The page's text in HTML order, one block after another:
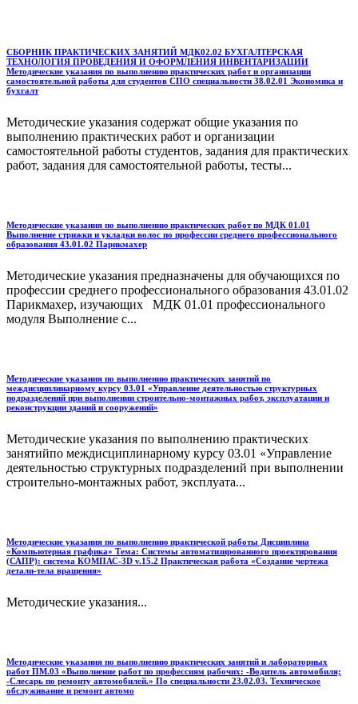
СБОРНИК ПРАКТИЧЕСКИХ ЗАНЯТИЙ МДК02.02 БУХГАЛТЕРСКАЯ
ТЕХНОЛОГИЯ ПРОВЕДЕНИЯ И ОФОРМЛЕНИЯ ИНВЕНТАРИЗАЦИИ
Методические указания по выполнению практических работ и организации
самостоятельной работы для студентов СПО специальности 38.02.01 Экономика и
бухгалт
Методические указания содержат общие указания по
выполнению практических работ и организации
самостоятельной работы студентов, задания для практических
работ, задания для самостоятельной работы, тесты...
Методические указания по выполнению практических работ по МДК 01.01
Выполнение стрижки и укладки волос по профессии среднего профессионального
образования 43.01.02 Парикмахер
Методические указания предназначены для обучающихся по
профессии среднего профессионального образования 43.01.02
Парикмахер, изучающих МДК 01.01 профессионального
модуля Выполнение с...
Методические указания по выполнению практических занятий по
междисциплинарному курсу 03.01 «Управление деятельностью структурных
подразделений при выполнении строительно-монтажных работ, эксплуатации и
реконструкции зданий и сооружений»
Методические указания по выполнению практических
занятийпо междисциплинарному курсу 03.01 «Управление
деятельностью структурных подразделений при выполнении
строительно-монтажных работ, эксплуата...
Методические указания по выполнению практической работы Дисциплина
«Компьютерная графика» Тема: Системы автоматизированного проектирования
(САПР): система КОМПАС-3D v.15.2 Практическая работа «Создание чертежа
детали-тела вращения»
Методические указания...
Методические указания по выполнению практических занятий и лабораторных
работ ПМ.03 «Выполнение работ по профессиям рабочих: -Водитель автомобиля;
-Слесарь по ремонту автомобилей.» По специальности 23.02.03. Техническое
обслуживание и ремонт автомо